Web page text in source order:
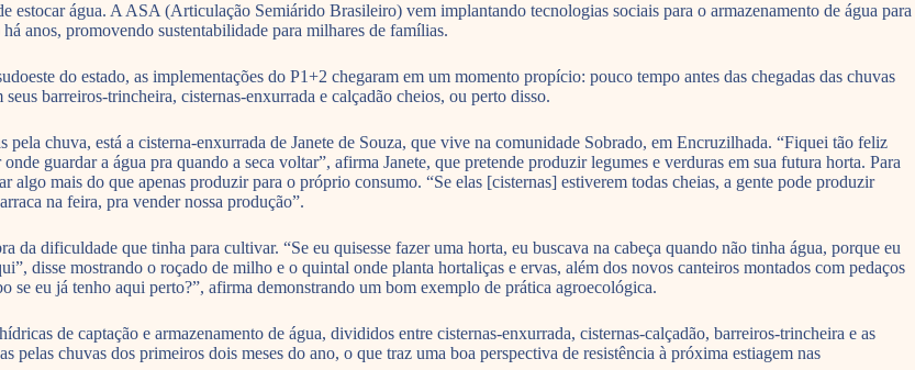
estocar água. A ASA (Articulação Semiárido Brasileiro) vem implantando tecnologias sociais para o armazenamento de água para
anos, promovendo sustentabilidade para milhares de famílias.
do estado, as implementações do P1+2 chegaram em um momento propício: pouco tempo antes das chegadas das chuvas
barreiros-trincheira, cisternas-enxurrada e calçadão cheios, ou perto disso.
pela chuva, está a cisterna-enxurrada de Janete de Souza, que vive na comunidade Sobrado, em Encruzilhada. “Fiquei tão feliz
guardar a água pra quando a seca voltar”, afirma Janete, que pretende produzir legumes e verduras em sua futura horta. Para
algo mais do que apenas produzir para o próprio consumo. “Se elas [cisternas] estiverem todas cheias, a gente pode produzir
na feira, pra vender nossa produção”.
dificuldade que tinha para cultivar. “Se eu quisesse fazer uma horta, eu buscava na cabeça quando não tinha água, porque eu
disse mostrando o roçado de milho e o quintal onde planta hortaliças e ervas, além dos novos canteiros montados com pedaços
se eu já tenho aqui perto?”, afirma demonstrando um bom exemplo de prática agroecológica.
de captação e armazenamento de água, divididos entre cisternas-enxurrada, cisternas-calçadão, barreiros-trincheira e as
pelas chuvas dos primeiros dois meses do ano, o que traz uma boa perspectiva de resistência à próxima estiagem nas